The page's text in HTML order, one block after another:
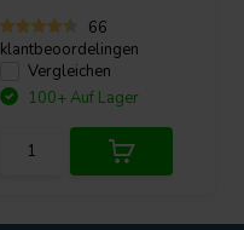
66
klantbeoordelingen
Vergleichen
100+ Auf Lager